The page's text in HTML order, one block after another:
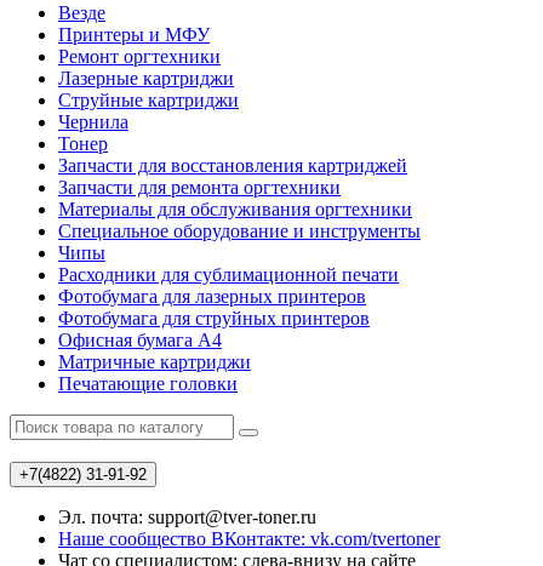
Везде
Принтеры и МФУ
Ремонт оргтехники
Лазерные картриджи
Струйные картриджи
Чернила
Тонер
Запчасти для восстановления картриджей
Запчасти для ремонта оргтехники
Материалы для обслуживания оргтехники
Специальное оборудование и инструменты
Чипы
Расходники для сублимационной печати
Фотобумага для лазерных принтеров
Фотобумага для струйных принтеров
Офисная бумага А4
Матричные картриджи
Печатающие головки
+7(4822) 31-91-92
Эл. почта: support@tver-toner.ru
Наше сообщество ВКонтакте: vk.com/tvertoner
Чат со специалистом: слева-внизу на сайте